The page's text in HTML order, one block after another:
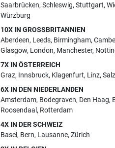
Saarbrücken, Schleswig, Stuttgart,
Würzburg
10X IN GROSSBRITANNIEN
Aberdeen, Leeds, Birmingham,
Glasgow, London, Manchester,
7X IN ÖSTERREICH
Graz, Innsbruck, Klagenfurt, Linz,
6X IN DEN NIEDERLANDEN
Amsterdam, Bodegraven, Den Haag,
Roosendaal , Rotterdam
4X IN DER SCHWEIZ
Basel, Bern, Lausanne, Zürich